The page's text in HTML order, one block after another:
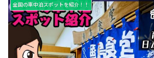
全国の車中泊スポットを紹介！！